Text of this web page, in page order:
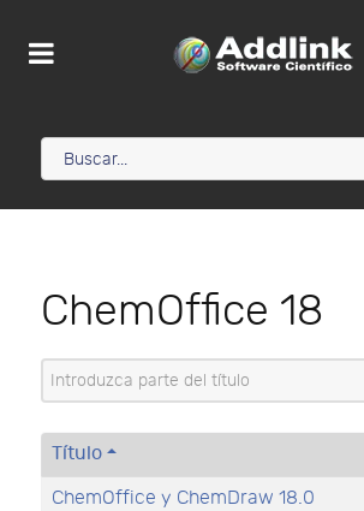
ChemOffice 18
Introduzca parte del título
Título
ChemOffice y ChemDraw 18.0